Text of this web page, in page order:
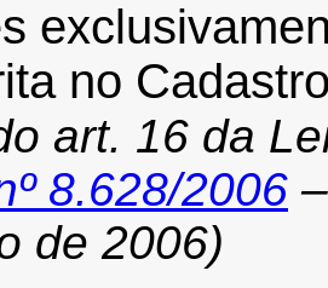
no
art. 16 da
8.628/2006
de 2006)